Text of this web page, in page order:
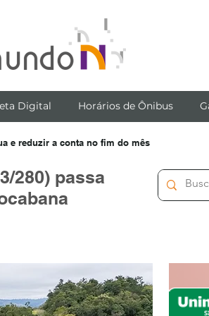
Digital Horários de Ônibus
e reduzir a conta no fim do mês
280) passa